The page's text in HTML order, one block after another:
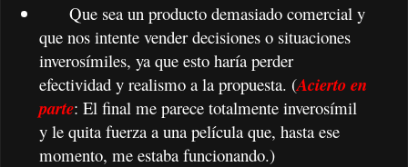
Que sea un producto demasiado comercial y
que nos intente vender decisiones o situaciones
inverosímiles, ya que esto haría perder
efectividad y realismo a la propuesta. (Acierto en
parte: El final me parece totalmente inverosímil
y le quita fuerza a una película que, hasta ese
momento, me estaba funcionando.)